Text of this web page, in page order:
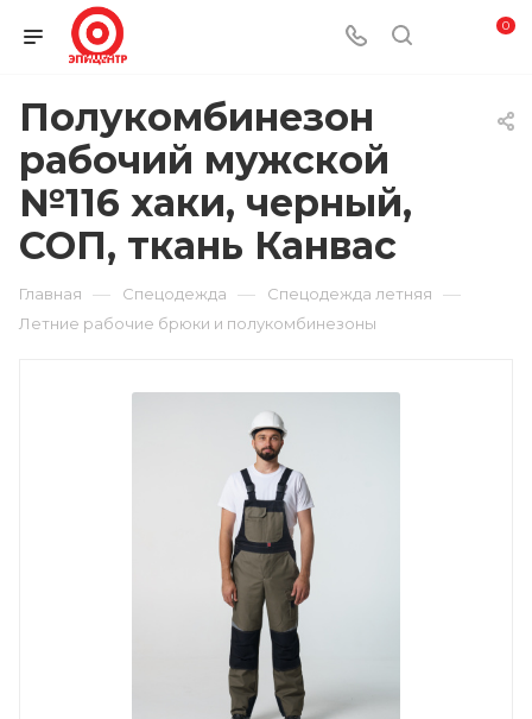
0
Полукомбинезон
рабочий мужской
№116 хаки, черный,
СОП, ткань Канвас
Главная — Спецодежда — Спецодежда летняя —
Летние рабочие брюки и полукомбинезоны